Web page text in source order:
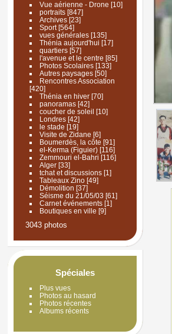
Vue aérienne - Drone [10]
portraits[847]
Archives [23]
Sport[564]
vues générales[135]
Thénia aujourd'hui [17]
quartiers[57]
l'avenue et le centre [85]
Photos Scolaires[133]
Autres paysages[50]
Rencontres Association
[420]
Thénia en hiver[70]
panoramas[42]
coucher de soleil [10]
Londres[42]
le stade [19]
Visite de Zidane [6]
Boumerdès, la côte [91]
el-Kerma (Figuier)[116]
Zemmouri el-Bahri [116]
Alger[33]
tchat et discussions[1]
Tableaux Zino[49]
Démolition [37]
Séisme du 21/05/03 [61]
Carnet événements[1]
Boutiques en ville [9]
3043 photos
Spéciales
Plus vues
Photos au hasard
Photos récentes
Albums récents